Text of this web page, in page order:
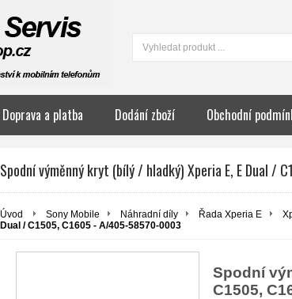
Doprava a platba Dodání zboží Obchodní
Spodní výměnný kryt (bílý / hladký) Xperia E, E Dual /
Úvod Sony Mobile Náhradní díly Řada Xperia E
Dual / C1505, C1605 - A/405-58570-0003
Spodní
C1505,